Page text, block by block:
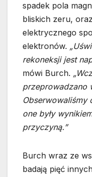
spadek pola
bliskich zeru,
elektrycznego
elektronów.
rekoneksji jest
mówi Burch.
przeprowadzano
Obserwowaliśmy
one były
przyczyną.”
Burch wraz ze
badają pięć